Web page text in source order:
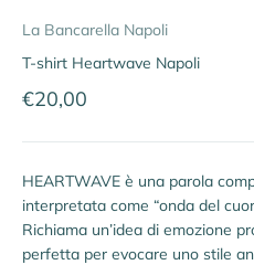
La Bancarella Napoli
T-shirt Heartwave Napoli
Prezzo scontato
€20,00
HEARTWAVE è una parola
interpretata come “onda del
Richiama un’idea di emozione
perfetta per evocare uno stile